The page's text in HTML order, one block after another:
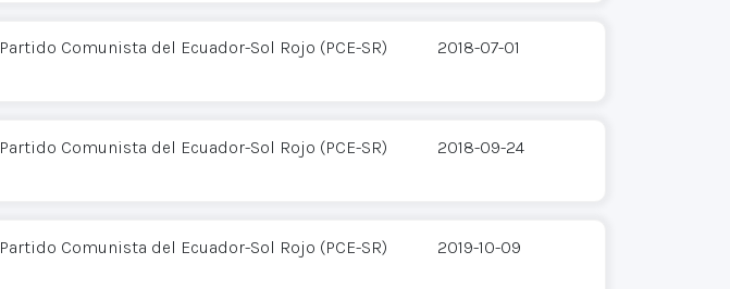
Partido Comunista del Ecuador-Sol Rojo (PCE-SR) 2018-07-01
Partido Comunista del Ecuador-Sol Rojo (PCE-SR) 2018-09-24
Partido Comunista del Ecuador-Sol Rojo (PCE-SR) 2019-10-09